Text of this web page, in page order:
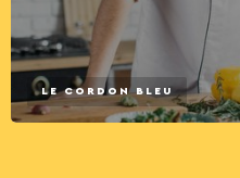
LE CORDON BLEU